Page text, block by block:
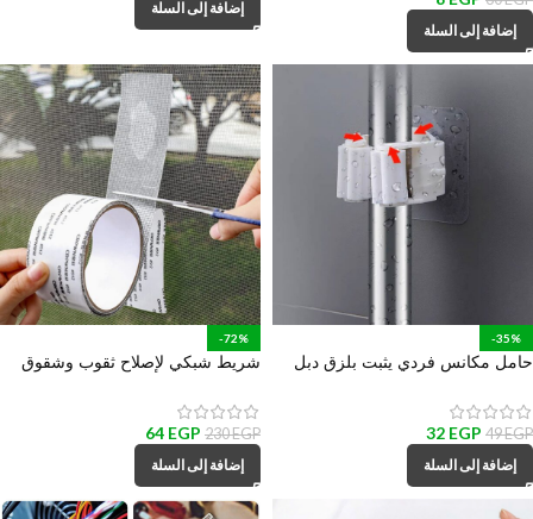
إضافة إلى السلة
إضافة إلى السلة
-35%
حامل مكانس فردي يثبت بلزق دبل
49EGP
32 EGP
إضافة إلى السلة
-72%
شريط شبكي لإصلاح ثقوب وشقوق
230EGP
64 EGP
إضافة إلى السلة